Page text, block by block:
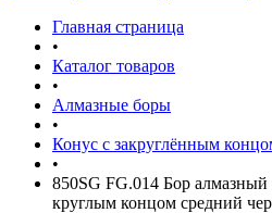
Главная страница
•
Каталог товаров
•
Алмазные боры
•
Конус с закруглённым
•
850SG FG.014 Бор алмазный
круглым концом средний